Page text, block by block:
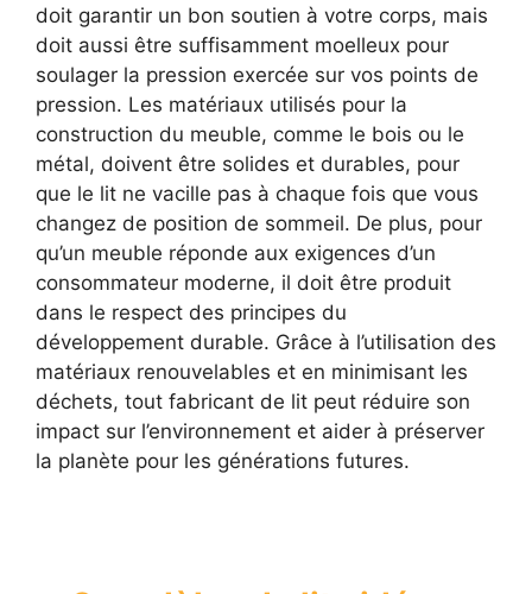
doit garantir un bon soutien à votre corps, mais
doit aussi être suffisamment moelleux pour
soulager la pression exercée sur vos points de
pression. Les matériaux utilisés pour la
construction du meuble, comme le bois ou le
métal, doivent être solides et durables, pour
que le lit ne vacille pas à chaque fois que vous
changez de position de sommeil. De plus, pour
qu’un meuble réponde aux exigences d’un
consommateur moderne, il doit être produit
dans le respect des principes du
développement durable. Grâce à l’utilisation des
matériaux renouvelables et en minimisant les
déchets, tout fabricant de lit peut réduire son
impact sur l’environnement et aider à préserver
la planète pour les générations futures.